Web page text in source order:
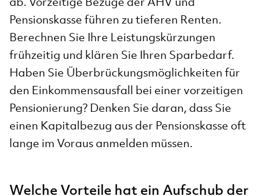
Pensionskasse führen zu tieferen Renten.
Berechnen Sie Ihre Leistungskürzungen
frühzeitig und klären Sie Ihren Sparbedarf.
Haben Sie Überbrückungsmöglichkeiten für
den Einkommensausfall bei einer vorzeitigen
Pensionierung? Denken Sie daran, dass Sie
einen Kapitalbezug aus der Pensionskasse oft
lange im Voraus anmelden müssen.
Welche Vorteile hat ein Aufschub der